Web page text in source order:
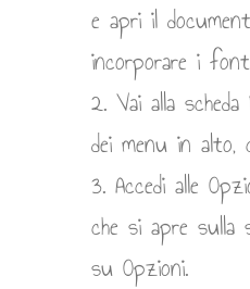
e apri il
incorporare i
2. Vai alla
dei menu in alto,
3. Accedi alle
che si apre sulla
su Opzioni.